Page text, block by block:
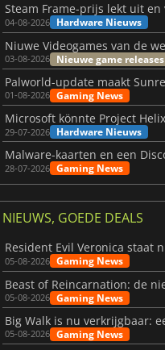
04-08-2026 Hardware Nieuws
03-08-2026 Nieuwe game releases
01-08-2026 Gaming News
29-07-2026 Hardware Nieuws
28-07-2026 Gaming News
NIEUWS, GOEDE DEALS
05-08-2026 Gaming News
05-08-2026 Gaming News
05-08-2026 Gaming News